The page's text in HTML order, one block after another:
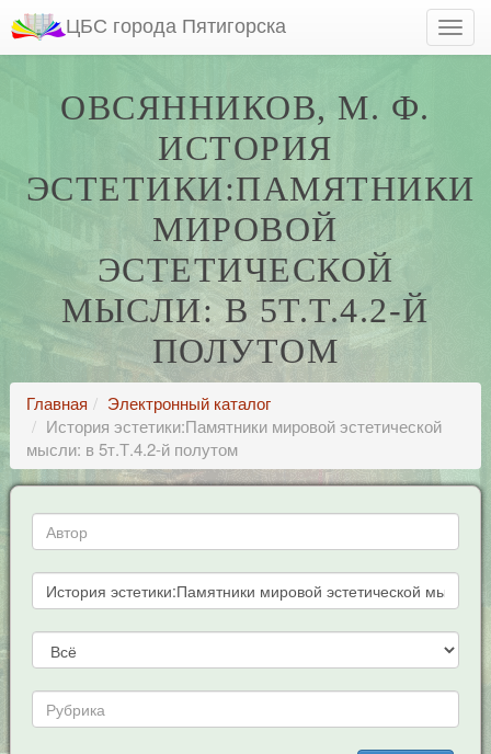
ЦБС города Пятигорска
ОВСЯННИКОВ, М. Ф.
ИСТОРИЯ
ЭСТЕТИКИ:ПАМЯТНИКИ
МИРОВОЙ
ЭСТЕТИЧЕСКОЙ
МЫСЛИ: В 5Т.Т.4.2-Й
ПОЛУТОМ
Главная
Электронный каталог
История эстетики:Памятники мировой эстетической
мысли: в 5т.Т.4.2-й полутом